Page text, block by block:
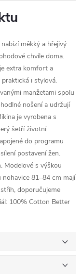
měkký a hřejivý
chvíle doma.
extra komfort a
i stylová.
manžetami spolu
nošení a udržují
je vyrobena s
šetří životní
do programu
postavení žen.
Modelové s výškou
81–84 cm mají
doporučujeme
100% Cotton Better